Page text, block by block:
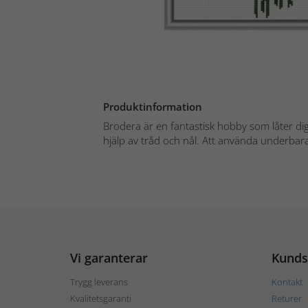
Produktinformation
Brodera är en fantastisk hobby som låter
hjälp av tråd och nål. Att använda
Vi garanterar
Trygg leverans
Kvalitetsgaranti
Kontakt
Returer